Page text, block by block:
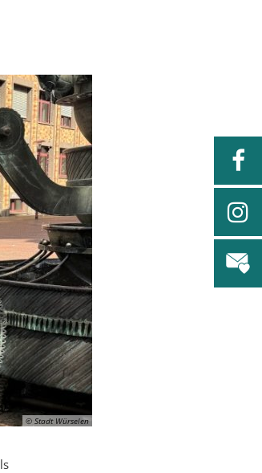
© Stadt Würselen